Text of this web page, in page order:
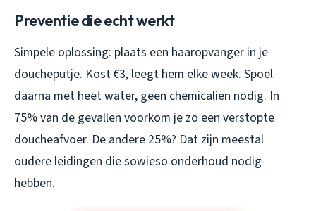
Preventie die echt werkt
Simpele oplossing: plaats een haaropvanger in je
doucheputje. Kost €3, leegt hem elke week. Spoel
daarna met heet water, geen chemicaliën nodig. In
75% van de gevallen voorkom je zo een verstopte
doucheafvoer. De andere 25%? Dat zijn meestal
oudere leidingen die sowieso onderhoud nodig
hebben.